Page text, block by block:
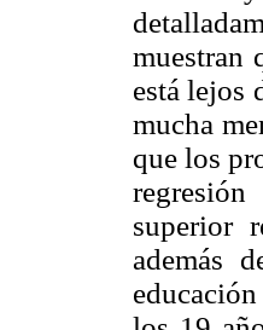
muestran
está lejos
mucha
que los
superior
además